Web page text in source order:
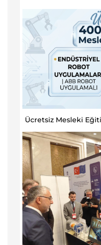
Ücretsiz Mesleki